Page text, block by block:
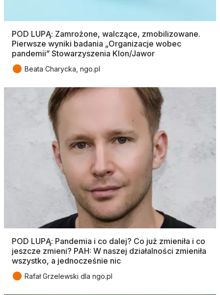
POD LUPĄ: Zamrożone, walczące, zmobilizowane.
Pierwsze wyniki badania „Organizacje wobec
pandemii” Stowarzyszenia Klon/Jawor
● Beata Charycka, ngo.pl
POD LUPĄ: Pandemia i co dalej? Co już zmieniła i co
jeszcze zmieni? PAH: W naszej działalności zmieniła
wszystko, a jednocześnie nic
● Rafał Grzelewski dla ngo.pl